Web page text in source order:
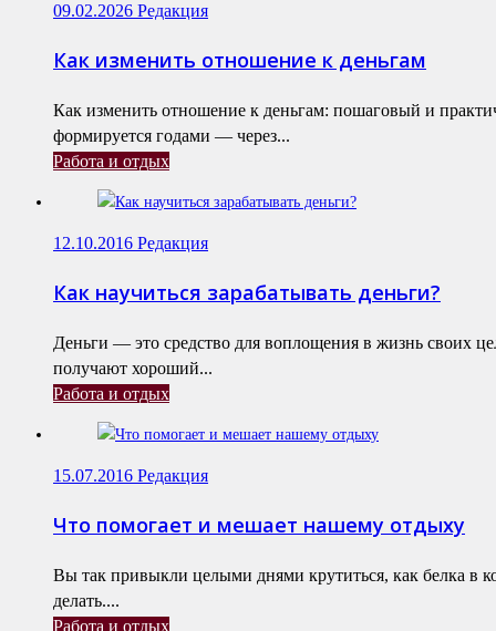
09.02.2026 Редакция
Как изменить отношение к деньгам
Как изменить отношение к деньгам: пошаговый и
формируется годами — через...
Работа и отдых
12.10.2016 Редакция
Как научиться зарабатывать деньги?
Деньги — это средство для воплощения в жизнь своих
получают хороший...
Работа и отдых
15.07.2016 Редакция
Что помогает и мешает нашему отдыху
Вы так привыкли целыми днями крутиться, как белка в
делать....
Работа и отдых